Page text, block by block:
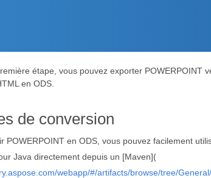
étape, vous pouvez exporter POWERPOINT
en ODS.
de conversion
POWERPOINT en ODS, vous pouvez facilement
Java directement depuis un [Maven](
webapp/#/artifacts/browse/tree/